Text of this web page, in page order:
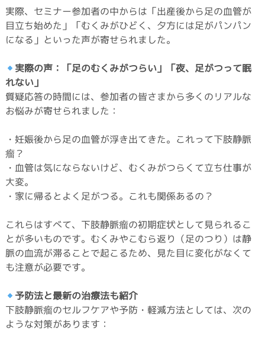
実際、セミナー参加者の中からは「出産後から足の血管が
目立ち始めた」「むくみがひどく、夕方には足がパンパン
になる」といった声が寄せられました。
実際の声：「足のむくみがつらい」「夜、足がつって眠
れない」
質疑応答の時間には、参加者の皆さまから多くのリアルな
お悩みが寄せられました：
・妊娠後から足の血管が浮き出てきた。これって下肢静脈
瘤？
・血管は気にならないけど、むくみがつらくて立ち仕事が
大変。
・家に帰るとよく足がつる。これも関係あるの？
これらはすべて、下肢静脈瘤の初期症状として見られるこ
とが多いものです。むくみやこむら返り（足のつり）は静
脈の血流が滞ることで起こるため、見た目に変化がなくて
も注意が必要です。
予防法と最新の治療法も紹介
下肢静脈瘤のセルフケアや予防・軽減方法としては、次の
ような対策があります：